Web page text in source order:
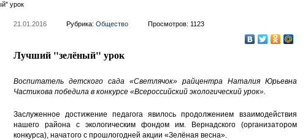
урок
21.01.2016 Рубрика: Общество Просмотров: 1123
Лучший "зелёный" урок
Воспитатель детского сада «Светлячок» райцентра Наталия Юрьевна
Частикова победила в конкурсе «Всероссийский экологический урок».
Заслуженное достижение педагога явилось продолжением взаимодействия
нашего района с экологическим фондом им. Вернадского (организатором
конкурса), начатого с прошлогодней акции «Зелёная весна».